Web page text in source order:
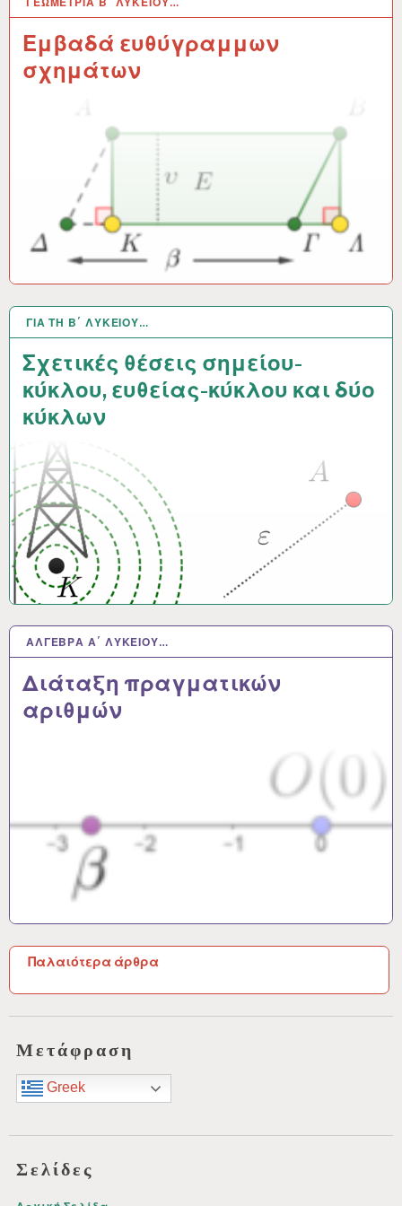
Εμβαδά ευθύγραμμων
σχημάτων
ΓΙΑ ΤΗ Β΄ ΛΥΚΕΊΟΥ…
Σχετικές θέσεις σημείου-
κύκλου, ευθείας-κύκλου και δύο
κύκλων
23 ΑΠΡ 2025
ΆΛΓΕΒΡΑ Α΄ ΛΥΚΕΊΟΥ…
Διάταξη πραγματικών
αριθμών
30 ΝΟΈ 2024
Π
λ
ο
ή
γ
η
σ
η
ά
Παλαιότερα άρθρα
Μετάφραση
Greek
Σελίδες